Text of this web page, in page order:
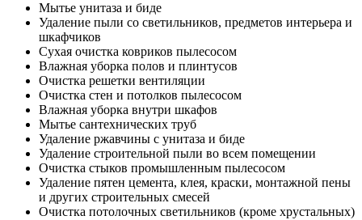
Мытье унитаза и биде
Удаление пыли со светильников, предметов интерьера и
шкафчиков
Сухая очистка ковриков пылесосом
Влажная уборка полов и плинтусов
Очистка решетки вентиляции
Очистка стен и потолков пылесосом
Влажная уборка внутри шкафов
Мытье сантехнических труб
Удаление ржавчины с унитаза и биде
Удаление строительной пыли во всем помещении
Очистка стыков промышленным пылесосом
Удаление пятен цемента, клея, краски, монтажной пены
и других строительных смесей
Очистка потолочных светильников (кроме хрустальных)